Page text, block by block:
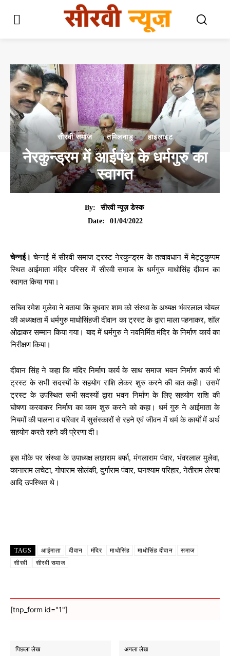
सीरवी समाज तमिलनाडु हाइलाइट
नेरकुन्ड्रम में आईपंथ के धर्मगुरु का
स्वागत
By:
सीरवी न्यूज़ डेस्क
Date:
01/04/2022
चेन्नई। चेन्नई में सीरवी समाज ट्रस्ट नेरकुन्ड्रम के तत्वावधान में मेट्टुकुप्पम
स्थित आईमाता मंदिर परिसर में सीरवी समाज के धर्मगुरु माधोसिंह दीवान का
स्वागत किया गया।
सचिव रमेश मुलेवा ने बताया कि बुधवार शाम को संस्था के अध्यक्ष भंवरलाल चोयल
की अध्यक्षता में धर्मगुरु माधोसिंहजी दीवान का ट्रस्ट के द्वारा माला पहनाकर, शॉल
ओढाकर सम्मान किया गया। बाद में धर्मगुरु ने नवनिर्मित मंदिर के निर्माण कार्य का
निरीक्षण किया।
दीवान सिंह ने कहा कि मंदिर निर्माण कार्य के साथ समाज भवन निर्माण कार्य भी
ट्रस्ट के सभी सदस्यों के सहयोग राशि लेकर शुरु करने की बात कही। उसमें
ट्रस्ट के उपस्थित सभी सदस्यों द्वारा भवन निर्माण के लिए सहयोग राशि की
घोषणा करवाकर निर्माण का काम शुरु करने को कहा। धर्म गुरु ने आईमाता के
नियमों की पालना व परिवार में सुसंस्कारों से रहने एवं जीवन में धर्म के कार्यों में अर्थ
सहयोग करते रहने की प्रेरणा दी।
इस मौके पर संस्था के उपाध्यक्ष लछाराम बर्फा, मंगलाराम पंवार, भंवरलाल मुलेवा,
कानाराम लचेटा, गोपाराम सोलंकी, दुर्गाराम पंवार, घनश्याम परिहार, नेतीराम लेरचा
आदि उपस्थित थे।
TAGS आईमाता दीवान मंदिर माधोसिंह माधोसिंह दीवान
समाज
सीरवी
सीरवी समाज
[tnp_form id="1"]
पिछला लेख अगला लेख